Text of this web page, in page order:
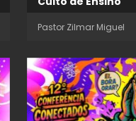
Pastor Zilmar Miguel